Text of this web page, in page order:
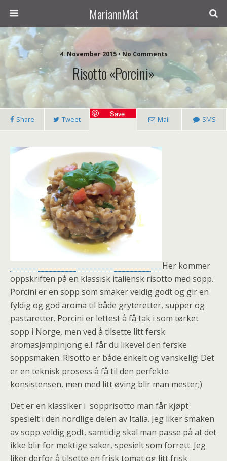
MariannMat
4. November 2015 • No Comments
Risotto «Porcini»
Share Tweet
Save
Mail SMS
Her kommer
oppskriften på en klassisk italiensk risotto med sopp.
Porcini er en sopp som smaker veldig godt og gir en
fyldig og god aroma til både gryteretter, supper og
pastaretter. Porcini er lettest å få tak i som tørket
sopp i Norge, men ved å tilsette litt fersk
aromasjampinjong e.l. får du likevel den ferske
soppsmaken. Risotto er både enkelt og vanskelig! Det
er en teknisk prosess å få til den perfekte
konsistensen, men med litt øving blir man mester;)
Det er en klassiker i sopprisotto man får kjøpt
spesielt i den nordlige delen av Italia. Jeg liker smaken
av sopp veldig godt, samtidig skal man passe på at det
ikke blir for mektige saker, spesielt som forrett. Jeg
liker derfor å tilsette en frisk tomat og litt frisk